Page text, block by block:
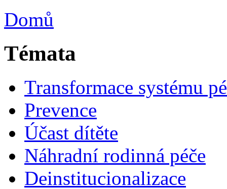
Domů
Témata
Transformace systému
Prevence
Účast dítěte
Náhradní rodinná péče
Deinstitucionalizace